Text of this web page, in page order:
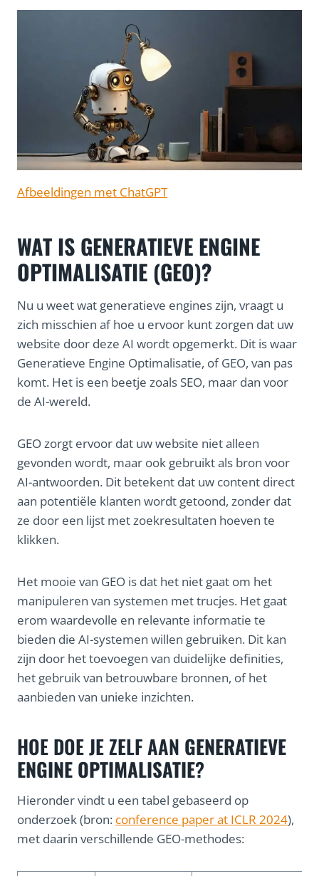
Afbeeldingen met ChatGPT
WAT IS GENERATIEVE ENGINE
OPTIMALISATIE (GEO)?
Nu u weet wat generatieve engines zijn, vraagt u
zich misschien af hoe u ervoor kunt zorgen dat uw
website door deze AI wordt opgemerkt. Dit is waar
Generatieve Engine Optimalisatie, of GEO, van pas
komt. Het is een beetje zoals SEO, maar dan voor
de AI-wereld.
GEO zorgt ervoor dat uw website niet alleen
gevonden wordt, maar ook gebruikt als bron voor
AI-antwoorden. Dit betekent dat uw content direct
aan potentiële klanten wordt getoond, zonder dat
ze door een lijst met zoekresultaten hoeven te
klikken.
Het mooie van GEO is dat het niet gaat om het
manipuleren van systemen met trucjes. Het gaat
erom waardevolle en relevante informatie te
bieden die AI-systemen willen gebruiken. Dit kan
zijn door het toevoegen van duidelijke definities,
het gebruik van betrouwbare bronnen, of het
aanbieden van unieke inzichten.
HOE DOE JE ZELF AAN GENERATIEVE
ENGINE OPTIMALISATIE?
Hieronder vindt u een tabel gebaseerd op
onderzoek (bron: conference paper at ICLR 2024),
met daarin verschillende GEO-methodes: